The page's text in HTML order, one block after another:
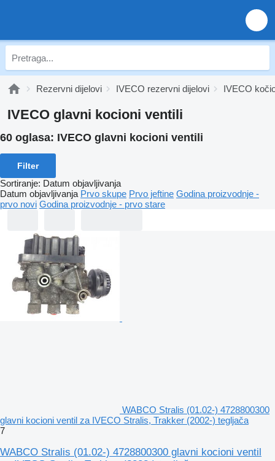
Rezervni dijelovi IVECO rezervni dijelovi IVECO
IVECO glavni kocioni ventili
60 oglasa: IVECO glavni kocioni ventili
Filter
Sortiranje: Datum objavljivanja
Datum objavljivanja Prvo skupe Prvo jeftine Godina proizvodnje -
prvo novi Godina proizvodnje - prvo stare
WABCO Stralis (01.02-) 4728800300
glavni kocioni ventil za IVECO Stralis, Trakker (2002-) tegljača
7
WABCO Stralis (01.02-) 4728800300 glavni kocioni ventil